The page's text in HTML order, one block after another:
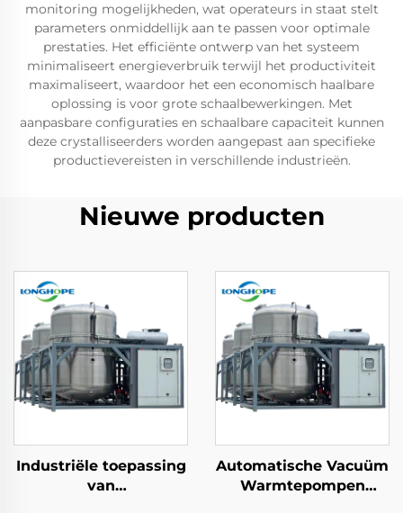
monitoring mogelijkheden, wat operateurs in staat stelt
parameters onmiddellijk aan te passen voor optimale
prestaties. Het efficiënte ontwerp van het systeem
minimaliseert energieverbruik terwijl het productiviteit
maximaliseert, waardoor het een economisch haalbare
oplossing is voor grote schaalbewerkingen. Met
aanpasbare configuraties en schaalbare capaciteit kunnen
deze crystalliseerders worden aangepast aan specifieke
productievereisten in verschillende industrieën.
Nieuwe producten
Industriële toepassing
van
Automatische Vacuüm
Warmtepompen